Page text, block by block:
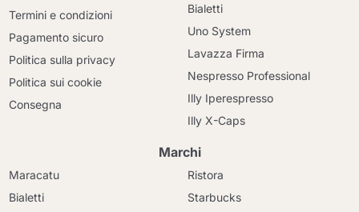
Termini e condizioni
Pagamento sicuro
Politica sulla privacy
Politica sui cookie
Consegna
Bialetti
Uno System
Lavazza Firma
Nespresso Professional
Illy Iperespresso
Illy X-Caps
Marchi
Maracatu
Bialetti
Ristora
Starbucks